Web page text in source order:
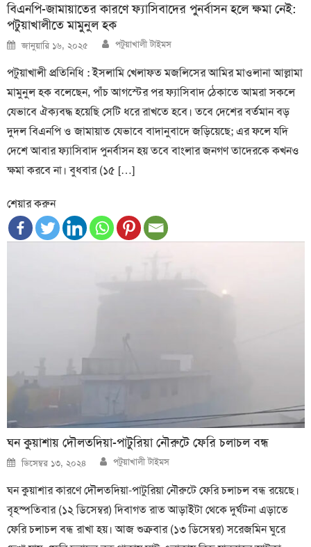
বিএনপি-জামায়াতের কারণে ফ্যাসিবাদের পুনর্বাসন হলে ক্ষমা নেই:
পটুয়াখালীতে মামুনুল হক
Posted
on
জানুয়ারি ১৬, ২০২৫ Author
পটুয়াখালী টাইমস
পটুয়াখালী প্রতিনিধি : ইসলা‌মি খেলাফত মজলিসের আ‌মির মাওলানা আল্লামা
মামুনুল হক বলেছেন, পাঁচ আগস্টের পর ফ্যাসিবাদ ঠেকাতে আমরা সকলে
যেভাবে ঐক্যবদ্ধ হয়েছি সেটি ধরে রাখতে হবে। তবে দেশের বর্তমান বড়
দুদল বিএনপি ও জামায়াত যেভাবে বাদানুবাদে জড়িয়েছে; এর ফলে যদি
দেশে আবার ফ্যাসিবাদ পুনর্বাসন হয় তবে বাংলার জনগণ তাদেরকে কখনও
ক্ষমা করবে না। বুধবার (১৫ […]
শেয়ার করুন
ঘন কুয়াশায় দৌলতদিয়া-পাটুরিয়া নৌরুটে ফেরি চলাচল বন্ধ
Posted
on
ডিসেম্বর ১৩, ২০২৪ Author
পটুয়াখালী টাইমস
ঘন কুয়াশার কারণে দৌলতদিয়া-পাটুরিয়া নৌরুটে ফেরি চলাচল বন্ধ রয়েছে।
বৃহস্পতিবার (১২ ডিসেম্বর) দিবাগত রাত আড়াইটা থেকে দুর্ঘটনা এড়াতে
ফেরি চলাচল বন্ধ রাখা হয়। আজ শুক্রবার (১৩ ডিসেম্বর) সরেজমিন ঘুরে